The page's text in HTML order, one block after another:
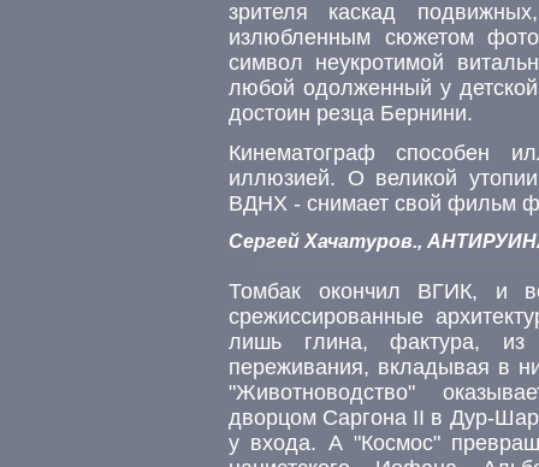
зрителя каскад
излюбленным сюжетом
символ неукротимой
любой одолженный у
достоин резца Бернини.
Кинематограф способен
иллюзией. О великой
ВДНХ - снимает свой фильм
Сергей Хачатуров.,
Томбак окончил ВГИК, и
срежиссированные
лишь глина, фактура, из
переживания, вкладывая в
"Животноводство"
дворцом Саргона II в Дур-
у входа. А "Космос"